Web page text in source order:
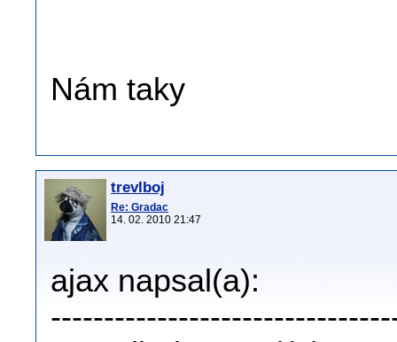
Nám taky
trevlboj
Re: Gradac
14. 02. 2010 21:47
ajax napsal(a):